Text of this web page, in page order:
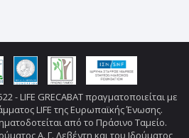
- LIFE GRECABAT πραγματοποιείται με
LIFE της Ευρωπαϊκής Ένωσης.
από το Πράσινο Ταμείο.
Α. Γ. Λεβέντη και του Ιδρύματος